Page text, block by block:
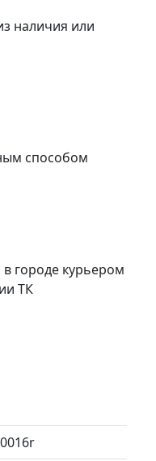
наличия или
способом
в городе курьером
ТК